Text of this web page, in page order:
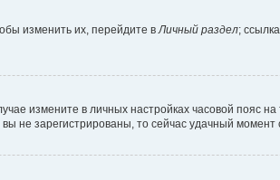
изменить их, перейдите в Личный раздел;
измените в личных настройках часовой пояс на
не зарегистрированы, то сейчас удачный момент